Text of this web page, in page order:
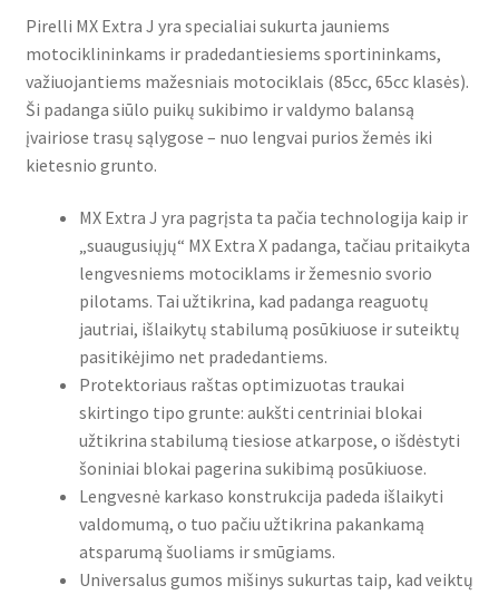
Pirelli MX Extra J yra specialiai sukurta jauniems
motociklininkams ir pradedantiesiems sportininkams,
važiuojantiems mažesniais motociklais (85cc, 65cc klasės).
Ši padanga siūlo puikų sukibimo ir valdymo balansą
įvairiose trasų sąlygose – nuo lengvai purios žemės iki
kietesnio grunto.
MX Extra J yra pagrįsta ta pačia technologija kaip ir
„suaugusiųjų“ MX Extra X padanga, tačiau pritaikyta
lengvesniems motociklams ir žemesnio svorio
pilotams. Tai užtikrina, kad padanga reaguotų
jautriai, išlaikytų stabilumą posūkiuose ir suteiktų
pasitikėjimo net pradedantiems.
Protektoriaus raštas optimizuotas traukai
skirtingo tipo grunte: aukšti centriniai blokai
užtikrina stabilumą tiesiose atkarpose, o išdėstyti
šoniniai blokai pagerina sukibimą posūkiuose.
Lengvesnė karkaso konstrukcija padeda išlaikyti
valdomumą, o tuo pačiu užtikrina pakankamą
atsparumą šuoliams ir smūgiams.
Universalus gumos mišinys sukurtas taip, kad veiktų